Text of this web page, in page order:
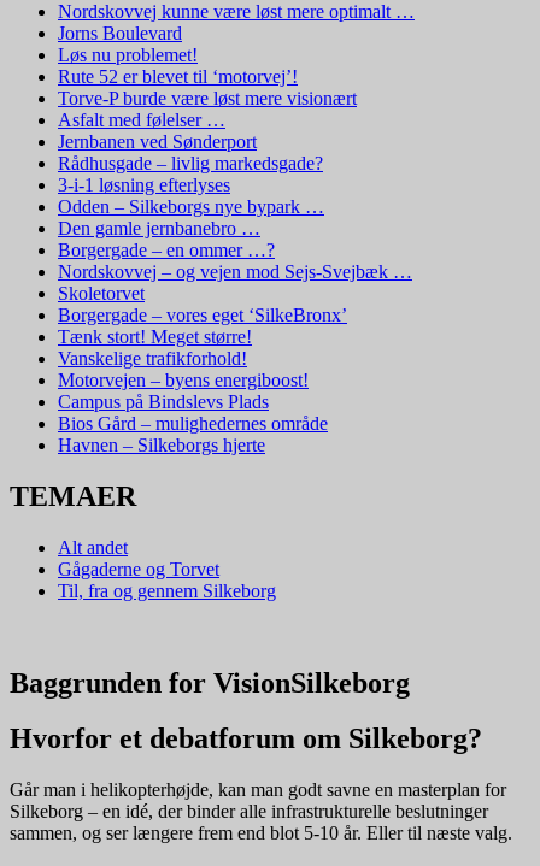
Nordskovvej kunne være løst mere optimalt …
Jorns Boulevard
Løs nu problemet!
Rute 52 er blevet til ‘motorvej’!
Torve-P burde være løst mere visionært
Asfalt med følelser …
Jernbanen ved Sønderport
Rådhusgade – livlig markedsgade?
3-i-1 løsning efterlyses
Odden – Silkeborgs nye bypark …
Den gamle jernbanebro …
Borgergade – en ommer …?
Nordskovvej – og vejen mod Sejs-Svejbæk …
Skoletorvet
Borgergade – vores eget ‘SilkeBronx’
Tænk stort! Meget større!
Vanskelige trafikforhold!
Motorvejen – byens energiboost!
Campus på Bindslevs Plads
Bios Gård – mulighedernes område
Havnen – Silkeborgs hjerte
TEMAER
Alt andet
Gågaderne og Torvet
Til, fra og gennem Silkeborg
Baggrunden for VisionSilkeborg
Hvorfor et debatforum om Silkeborg?
Går man i helikopterhøjde, kan man godt savne en masterplan for
Silkeborg – en idé, der binder alle infrastrukturelle beslutninger
sammen, og ser længere frem end blot 5-10 år. Eller til næste valg.